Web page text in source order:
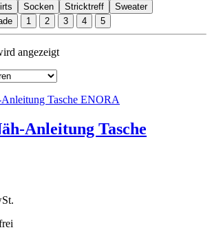
Socken Stricktreff
Sweater
1 2 3 4 5
angezeigt
Anleitung Tasche